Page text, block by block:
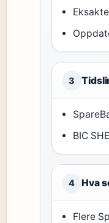
3
BIC
4 Hva
Flere